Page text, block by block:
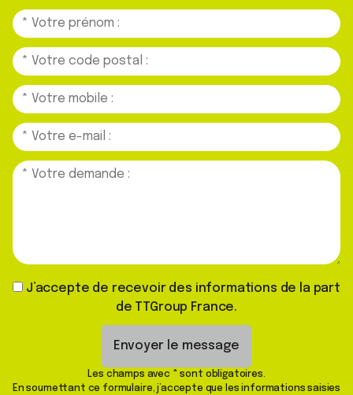
J’accepte de recevoir des informations de la part
de TTGroup France.
Envoyer le message
Les champs avec * sont obligatoires.
En soumettant ce formulaire, j’accepte que les informations saisies